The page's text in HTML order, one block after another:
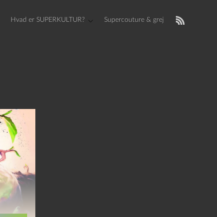
Hvad er SUPERKULTUR? Supercouture & grej